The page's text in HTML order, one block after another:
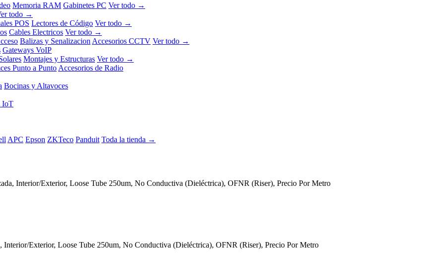
Memoria RAM Gabinetes PC Ver todo →
todo →
POS Lectores de Código Ver todo →
Cables Electricos Ver todo →
Balizas y Senalizacion Accesorios CCTV Ver todo →
Gateways VoIP
Montajes y Estructuras Ver todo →
Punto a Punto Accesorios de Radio
Bocinas y Altavoces
IoT
APC Epson ZKTeco Panduit Toda la tienda →
Interior/Exterior, Loose Tube 250um, No Conductiva (Dieléctrica), OFNR (Riser), Precio Por Metro